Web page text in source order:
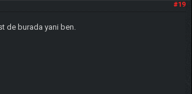
#19
de burada yani ben.